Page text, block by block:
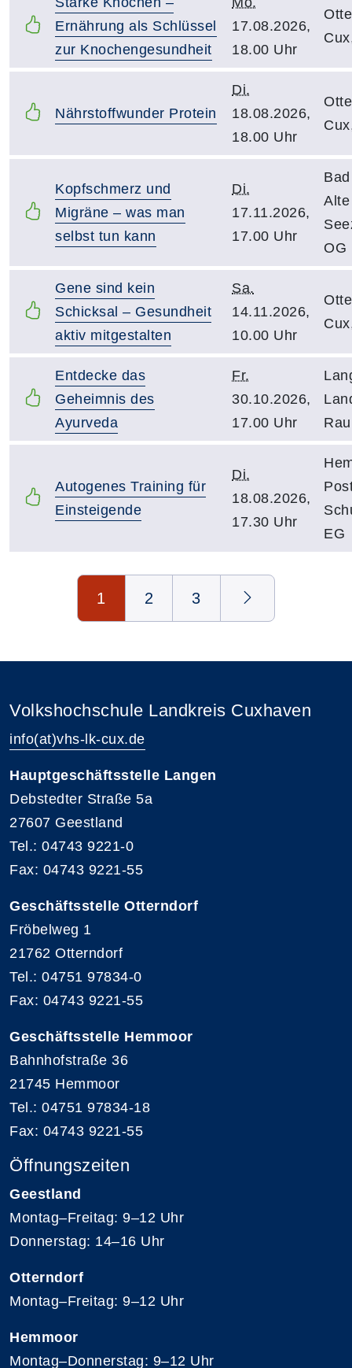
Ernährung als Schlüssel
zur Knochengesundheit
17.08.2026,
18.00 Uhr
Nährstoffwunder Protein
Di.
18.08.2026,
18.00 Uhr
Kopfschmerz und
Migräne – was man
selbst tun kann
Di.
17.11.2026,
17.00 Uhr
OG
Gene sind kein
Schicksal – Gesundheit
aktiv mitgestalten
Sa.
14.11.2026,
10.00 Uhr
Entdecke das
Geheimnis des
Ayurveda
Fr.
30.10.2026,
17.00 Uhr
Autogenes Training für
Einsteigende
Di.
18.08.2026,
17.30 Uhr
EG
Seite 1 von 3
1 2 3
Volkshochschule Landkreis Cuxhaven
info(at)vhs-lk-cux.de
Hauptgeschäftsstelle Langen
Debstedter Straße 5a
27607 Geestland
Tel.: 04743 9221-0
Fax: 04743 9221-55
Geschäftsstelle Otterndorf
Fröbelweg 1
21762 Otterndorf
Tel.: 04751 97834-0
Fax: 04743 9221-55
Geschäftsstelle Hemmoor
Bahnhofstraße 36
21745 Hemmoor
Tel.: 04751 97834-18
Fax: 04743 9221-55
Öffnungszeiten
Geestland
Montag–Freitag: 9–12 Uhr
Donnerstag: 14–16 Uhr
Otterndorf
Montag–Freitag: 9–12 Uhr
Hemmoor
Montag–Donnerstag: 9–12 Uhr